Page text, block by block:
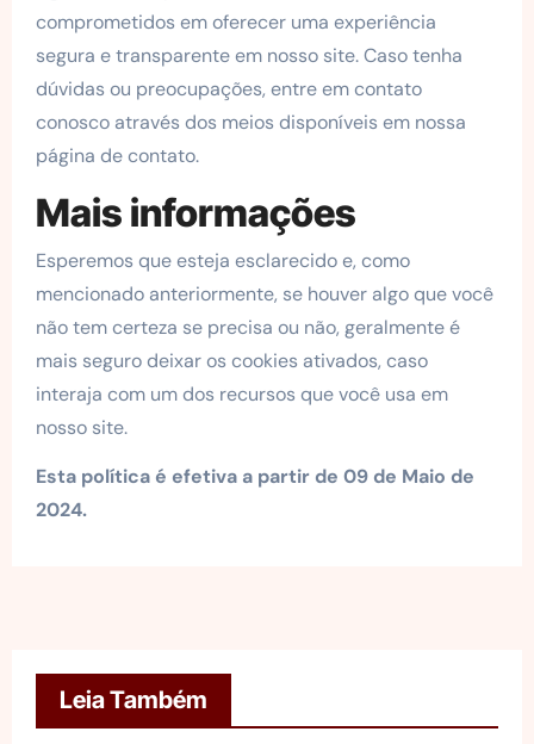
comprometidos em oferecer uma experiência
segura e transparente em nosso site. Caso tenha
dúvidas ou preocupações, entre em contato
conosco através dos meios disponíveis em nossa
página de contato.
Mais informações
Esperemos que esteja esclarecido e, como
mencionado anteriormente, se houver algo que você
não tem certeza se precisa ou não, geralmente é
mais seguro deixar os cookies ativados, caso
interaja com um dos recursos que você usa em
nosso site.
Esta política é efetiva a partir de 09 de Maio de
2024.
Leia Também